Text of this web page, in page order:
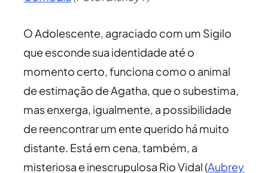
O Adolescente, agraciado com um Sigilo
que esconde sua identidade até o
momento certo, funciona como o animal
de estimação de Agatha, que o subestima,
mas enxerga, igualmente, a possibilidade
de reencontrar um ente querido há muito
distante. Está em cena, também, a
misteriosa e inescrupulosa Rio Vidal (Aubrey